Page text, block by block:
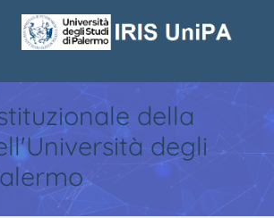
della
degli